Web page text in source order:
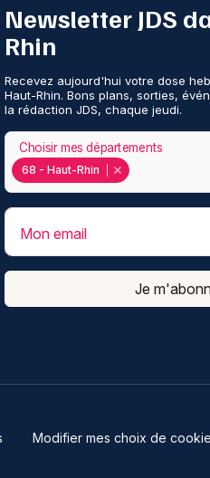
Newsletter JDS
Rhin
Recevez aujourd'hui votre dose
Haut-Rhin. Bons plans, sorties,
la rédaction JDS, chaque jeudi.
68 - Haut-Rhin
Choisir mes départements
Mon email
Je
Modifier mes choix de